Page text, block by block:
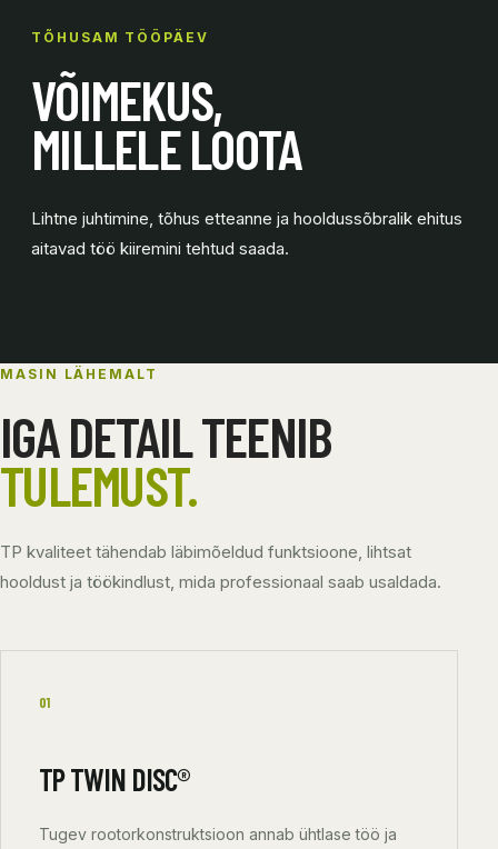
TÕHUSAM TÖÖPÄEV
VÕIMEKUS,
MILLELE LOOTA
Lihtne juhtimine, tõhus etteanne ja hooldussõbralik ehitus
aitavad töö kiiremini tehtud saada.
MASIN LÄHEMALT
IGA DETAIL TEENIB
TULEMUST.
TP kvaliteet tähendab läbimõeldud funktsioone, lihtsat
hooldust ja töökindlust, mida professionaal saab usaldada.
01
TP TWIN DISC®
Tugev rootorkonstruktsioon annab ühtlase töö ja